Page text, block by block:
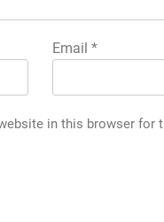
Email *
in this browser for